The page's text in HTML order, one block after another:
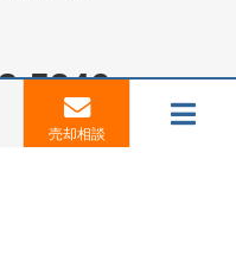
5246
18:00
日
売却相談